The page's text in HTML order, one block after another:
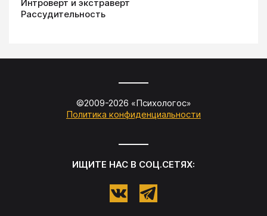
Интроверт и экстраверт
Рассудительность
©2009-2026 «Психологос»
Политика конфиденциальности
ИЩИТЕ НАС В СОЦ.СЕТЯХ: